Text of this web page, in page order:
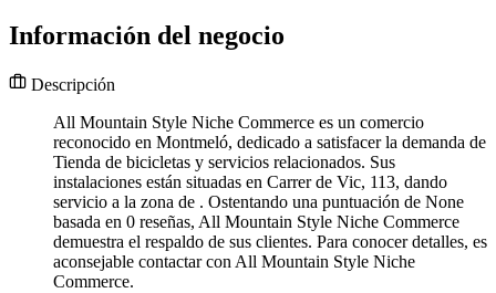
Información del negocio
Descripción
All Mountain Style Niche Commerce es un comercio
reconocido en Montmeló, dedicado a satisfacer la demanda de
Tienda de bicicletas y servicios relacionados. Sus
instalaciones están situadas en Carrer de Vic, 113, dando
servicio a la zona de . Ostentando una puntuación de None
basada en 0 reseñas, All Mountain Style Niche Commerce
demuestra el respaldo de sus clientes. Para conocer detalles, es
aconsejable contactar con All Mountain Style Niche
Commerce.